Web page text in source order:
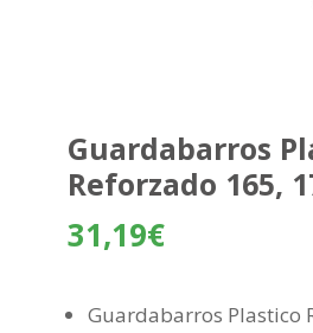
Guardabarros
Reforzado 165,
31,19€
Guardabarros Plastico